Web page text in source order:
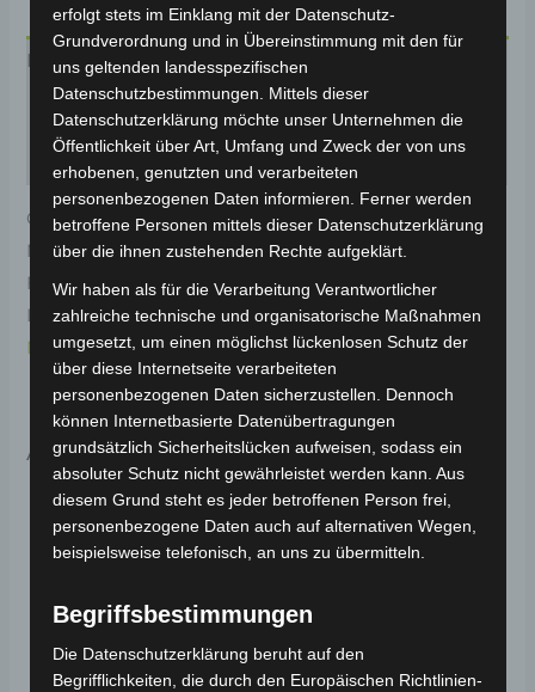
Beschreibung
Produktsicherheit
Original-Ersatzteil für den 3-Rad Seniorenmobil VM4
NEO. Motor vm4 neo 1000w für optimale
Funktionalität und Haltbarkeit. Weitere
Informationen zum Fahrzeug findest du hier:Volta
Motor 3-Rad Seniorenmobil VM4 NEO.
Ähnliche Produkte
erfolgt stets im Einklang mit der Datenschutz-
Grundverordnung und in Übereinstimmung mit den für
uns geltenden landesspezifischen
Datenschutzbestimmungen. Mittels dieser
Datenschutzerklärung möchte unser Unternehmen die
Öffentlichkeit über Art, Umfang und Zweck der von uns
erhobenen, genutzten und verarbeiteten
personenbezogenen Daten informieren. Ferner werden
betroffene Personen mittels dieser Datenschutzerklärung
über die ihnen zustehenden Rechte aufgeklärt.
Wir haben als für die Verarbeitung Verantwortlicher
zahlreiche technische und organisatorische Maßnahmen
umgesetzt, um einen möglichst lückenlosen Schutz der
über diese Internetseite verarbeiteten
personenbezogenen Daten sicherzustellen. Dennoch
können Internetbasierte Datenübertragungen
grundsätzlich Sicherheitslücken aufweisen, sodass ein
absoluter Schutz nicht gewährleistet werden kann. Aus
diesem Grund steht es jeder betroffenen Person frei,
personenbezogene Daten auch auf alternativen Wegen,
beispielsweise telefonisch, an uns zu übermitteln.
Begriffsbestimmungen
Die Datenschutzerklärung beruht auf den
Begrifflichkeiten, die durch den Europäischen Richtlinien-